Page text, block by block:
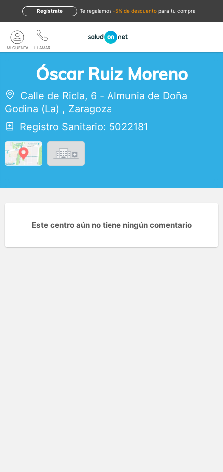
te regalamos -5% de descuento para tu compra
Regístrate
LLAMAR
MI CUENTA
Óscar Ruiz Moreno
Calle de Ricla, 6 - Almunia de Doña
Godina (La) , Zaragoza
Registro Sanitario: 5022181
Este centro aún no tiene ningún comentario